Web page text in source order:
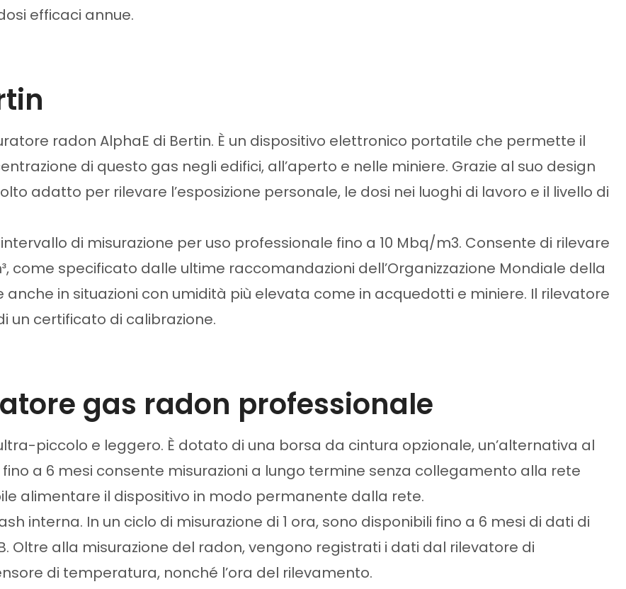
efficaci annue.
radon AlphaE di Bertin. È un dispositivo elettronico portatile che permette il
di questo gas negli edifici, all’aperto e nelle miniere. Grazie al suo design
adatto per rilevare l’esposizione personale, le dosi nei luoghi di lavoro e il livello di
di misurazione per uso professionale fino a 10 Mbq/m3. Consente di rilevare
come specificato dalle ultime raccomandazioni dell’Organizzazione Mondiale della
in situazioni con umidità più elevata come in acquedotti e miniere. Il rilevatore
un certificato di calibrazione.
gas radon professionale
piccolo e leggero. È dotato di una borsa da cintura opzionale, un’alternativa al
a 6 mesi consente misurazioni a lungo termine senza collegamento alla rete
alimentare il dispositivo in modo permanente dalla rete.
interna. In un ciclo di misurazione di 1 ora, sono disponibili fino a 6 mesi di dati di
Oltre alla misurazione del radon, vengono registrati i dati dal rilevatore di
di temperatura, nonché l’ora del rilevamento.